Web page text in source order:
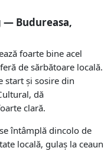
— Budureasa,
foarte bine acel
de sărbătoare locală.
start și sosire din
dă
clară.
întâmplă dincolo de
locală, gulaș la ceaun